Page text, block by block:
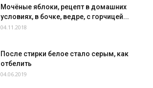
Мочёные яблоки, рецепт в домашних
условиях, в бочке, ведре, с горчицей...
04.11.2018
После стирки белое стало серым, как
отбелить
04.06.2019